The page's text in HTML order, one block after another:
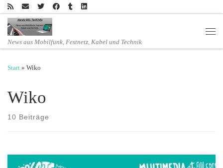
Zum Inhalt springen
News aus Mobilfunk, Festnetz, Kabel und Technik
Start » Wiko
Wiko
10 Beiträge